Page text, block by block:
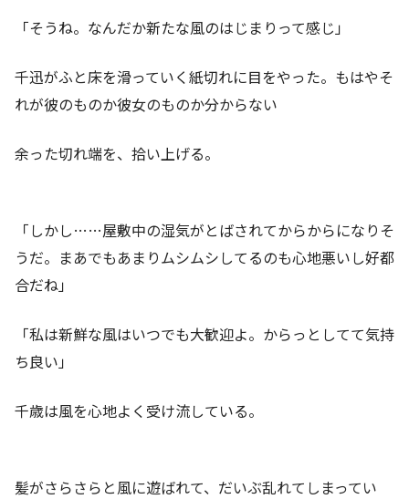
「そうね。なんだか新たな風のはじまりって感じ」
千迅がふと床を滑っていく紙切れに目をやった。もはやそ
れが彼のものか彼女のものか分からない
余った切れ端を、拾い上げる。
「しかし……屋敷中の湿気がとばされてからからになりそ
うだ。まあでもあまりムシムシしてるのも心地悪いし好都
合だね」
「私は新鮮な風はいつでも大歓迎よ。からっとしてて気持
ち良い」
千歳は風を心地よく受け流している。
髪がさらさらと風に遊ばれて、だいぶ乱れてしまってい